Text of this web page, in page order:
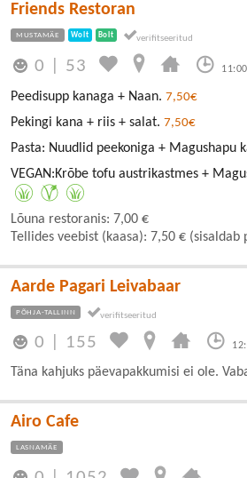
Friends Restoran
MUSTAMÄE Wolt Bolt
0 53
Peedisupp kanaga + Naan. 7,50€
Pekingi kana + riis + salat. 7,50€
Pasta: Nuudlid peekoniga + Magushapu
VEGAN:Krõbe tofu austrikastmes +
Lõuna restoranis: 7,00 €
Tellides veebist (kaasa): 7,50 € (sisaldab
Aarde Pagari Leivabaar
PÕHJA-TALLINN
0 155
Täna kahjuks päevapakkumisi ei ole.
Airo Cafe
LASNAMÄE